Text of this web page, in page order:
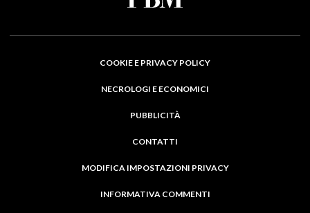
COOKIE E PRIVACY POLICY
NECROLOGI E ECONOMICI
PUBBLICITÀ
CONTATTI
MODIFICA IMPOSTAZIONI PRIVACY
INFORMATIVA COMMENTI